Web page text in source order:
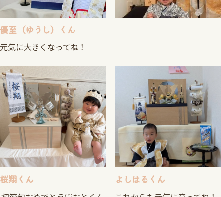
優至（ゆうし）くん
元気に大きくなってね！
桜翔くん よしはるくん